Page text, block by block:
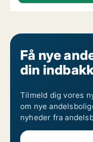
Få nye
din
Tilmeld dig vores
om nye
nyheder fra